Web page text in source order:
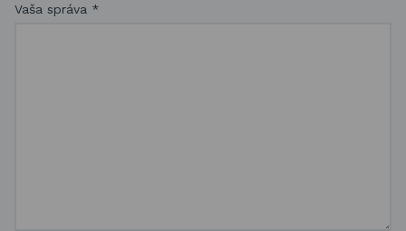
Vaša správa *